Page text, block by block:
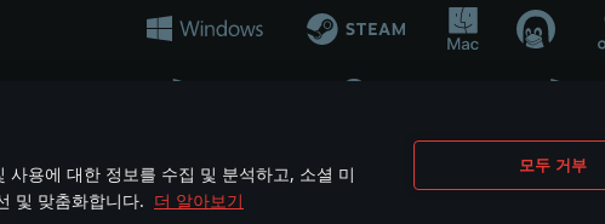
용에 대한 정보를 수집 및 분석하고, 소셜 미
및 맞춤화합니다. 더 알아보기
모두 거부
차량을 묘사하는 것은 무기 개발 업체나 장비 제조 업체가 게임 개발 후원 또는
trademarks, logos and brand names are the property of their respective owners.
이용 약관